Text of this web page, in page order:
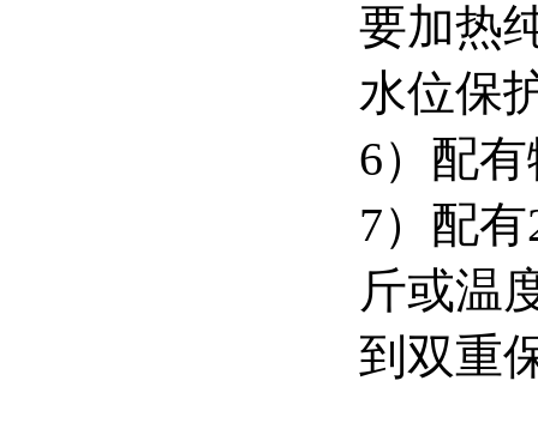
要加热
水位保
6）配
7）配
斤或温
到双重